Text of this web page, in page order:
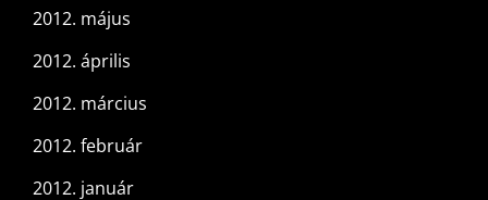
2012. május
2012. április
2012. március
2012. február
2012. január